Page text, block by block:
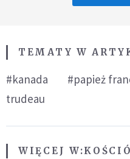
TEMATY W
#kanada #papież
trudeau
WIĘCEJ W: